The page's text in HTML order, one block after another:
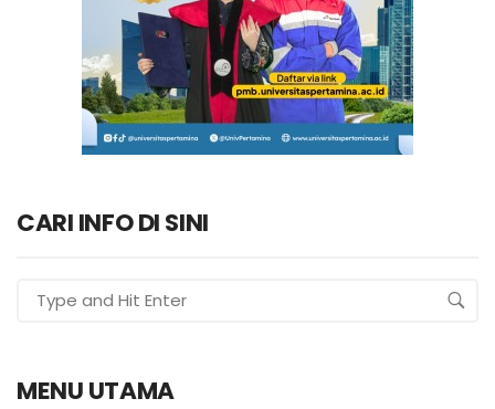
CARI INFO DI SINI
MENU UTAMA